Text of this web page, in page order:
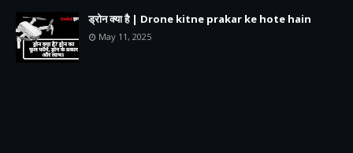
ड्रोन क्या है | Drone kitne prakar ke hote hain
May 11, 2025